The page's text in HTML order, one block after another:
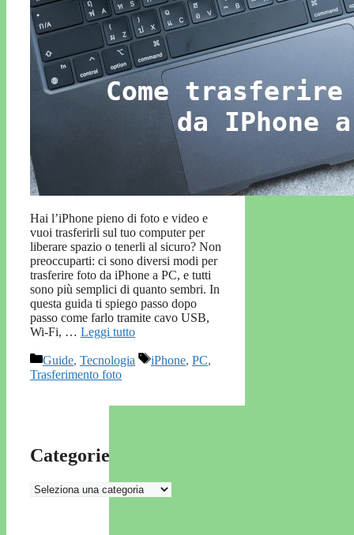
Hai l’iPhone pieno di foto e video e
vuoi trasferirli sul tuo computer per
liberare spazio o tenerli al sicuro? Non
preoccuparti: ci sono diversi modi per
trasferire foto da iPhone a PC, e tutti
sono più semplici di quanto sembri. In
questa guida ti spiego passo dopo
passo come farlo tramite cavo USB,
Wi-Fi, … Leggi tutto
Categorie
Guide, Tecnologia Tag
iPhone, PC,
Trasferimento foto
Categorie
Categorie